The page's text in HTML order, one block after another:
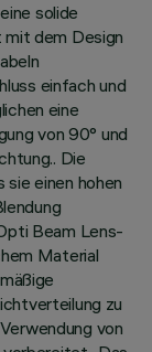
solide
dem Design
einfach und
eine
von 90° und
Die
einen hohen
Beam Lens-
Material
zu
von